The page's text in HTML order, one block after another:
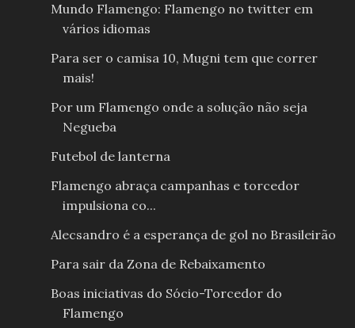
Mundo Flamengo: Flamengo no twitter em
vários idiomas
Para ser o camisa 10, Mugni tem que correr
mais!
Por um Flamengo onde a solução não seja
Negueba
Futebol de lanterna
Flamengo abraça campanhas e torcedor
impulsiona co...
Alecsandro é a esperança de gol no Brasileirão
Para sair da Zona de Rebaixamento
Boas iniciativas do Sócio-Torcedor do
Flamengo